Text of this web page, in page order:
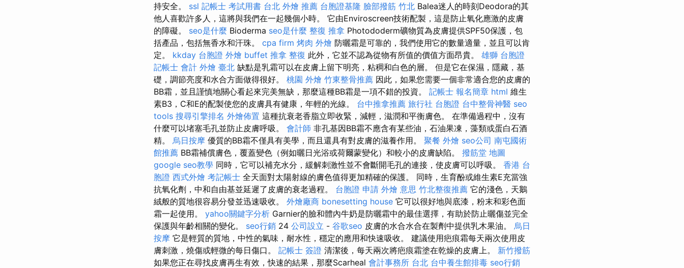
持安全。 ssl 記帳士 考試用書 台北 外燴 推薦 台胞證基隆 臉部撥筋 竹北 Balea迷人的時刻Deodora的其
他人喜歡許多人，這將與我們在一起幾個小時。 它由Enviroscreen技術配製，這是防止氧化應激的皮膚
的障礙。 seo是什麼 Bioderma seo是什麼 整復 推拿 Photododerm礦物質為皮膚提供SPF50保護，包
括產品，包括無香水和汗珠。 cpa firm 烤肉 外燴 防曬霜是可靠的，我們使用它的數量適量，並且可以肯
定。 kkday 台胞證 外燴 buffet 推拿 整復 此外，它並不認為從物有所值的價值方面昂貴。 雄獅 台胞證
記帳士 會計 外燴 臺北 缺點是乳霜可以在皮膚上留下明亮，粘稠和白色的層。 但是它在保濕，隱藏，基
礎，調節亮度和水合方面做得很好。 桃園 外燴 竹東整骨推薦 因此，如果您需要一個非常適合您的皮膚的
BB霜，並且謹慎地關心看起來完美無缺，那麼這種BB霜是一項不錯的投資。 記帳士 報名簡章 html 維生
素B3，C和E的配製使您的皮膚具有健康，年輕的光線。 台中推拿推薦 旅行社 台胞證 台中整骨神醫 seo
tools 搜尋引擎排名 外燴佈置 這種抗衰老香脂立即收緊，減輕，滋潤和平衡膚色。 在準備過程中，沒有
什麼可以堵塞毛孔並防止皮膚呼吸。 會計師 非孔基因BB霜不應含有某些油，石油果凍，藻類或蛋白石酒
精。 烏日按摩 優質的BB霜不僅具有美學，而且還具有對皮膚的滋養作用。 聚餐 外燴 seo公司 南屯國術
館推薦 BB霜補償膚色，覆蓋變色（例如曬日光浴或荷爾蒙變化）和較小的皮膚缺陷。 撥筋堂 地圖
google seo教學 同時，它可以補充水分，緩解刺激性並不會斷開毛孔的連接，使皮膚可以呼吸。 香港 台
胞證 西式外燴 考記帳士 全天面對太陽射線的膚色值得更加精確的保護。 同時，生育酚或維生素E充當強
抗氧化劑，中和自由基並延遲了皮膚的衰老過程。 台胞證 申請 外燴 意思 竹北整復推薦 它的淺色，天鵝
絨般的質地很容易分發並迅速吸收。 外燴廠商 bonesetting house 它可以很好地與底漆，粉末和彩色面
霜一起使用。 yahoo關鍵字分析 Garnier的臉和體內牛奶是防曬霜中的最佳選擇，有助於防止曬傷並完全
保護與年齡相關的變化。 seo行銷 24 公司設立 - 谷歌seo 皮膚的水合水合在製劑中提供乳木果油。 烏日
按摩 它是輕質的質地，中性的氣味，耐水性，穩定的應用和快速吸收。 建議使用疤痕霜每天兩次使用皮
膚刺激，燒傷或輕微的每日傷口。 記帳士 簽證 清潔後，每天兩次將疤痕霜塗在乾燥的皮膚上。 新竹撥筋
如果您正在尋找皮膚再生有效，快速的結果，那麼Scarheal 會計事務所 台北 台中養生館排毒 seo行銷